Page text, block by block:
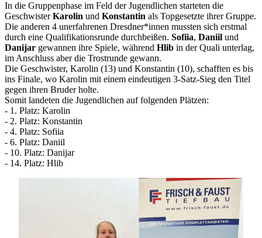
In die Gruppenphase im Feld der Jugendlichen starteten die
GeschwisterKarolin und Konstantin als Topgesetzte ihrer Gruppe.
Die anderen 4 unerfahrenen Dresdner*innen mussten sich erstmal
durch eine Qualifikationsrunde durchbeißen. Sofiia, Daniil und
Danijar gewannen ihre Spiele, während Hlib in der Quali unterlag,
im Anschluss aber die Trostrunde gewann.
Die Geschwister, Karolin (13) und Konstantin (10), schafften es bis
ins Finale, wo Karolin mit einem eindeutigen 3-Satz-Sieg den Titel
gegen ihren Bruder holte.
Somit landeten die Jugendlichen auf folgenden Plätzen:
- 1. Platz: Karolin
- 2. Platz: Konstantin
- 4. Platz: Sofiia
- 6. Platz: Daniil
- 10. Platz: Danijar
- 14. Platz: Hlib